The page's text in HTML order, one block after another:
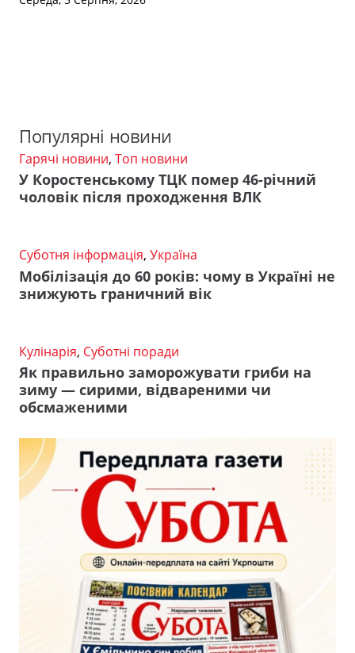
Популярні новини
Гарячі новини, Топ новини
У Коростенському ТЦК помер 46-річний
чоловік після проходження ВЛК
Суботня інформація, Україна
Мобілізація до 60 років: чому в Україні не
знижують граничний вік
Кулінарія, Суботні поради
Як правильно заморожувати гриби на
зиму — сирими, відвареними чи
обсмаженими